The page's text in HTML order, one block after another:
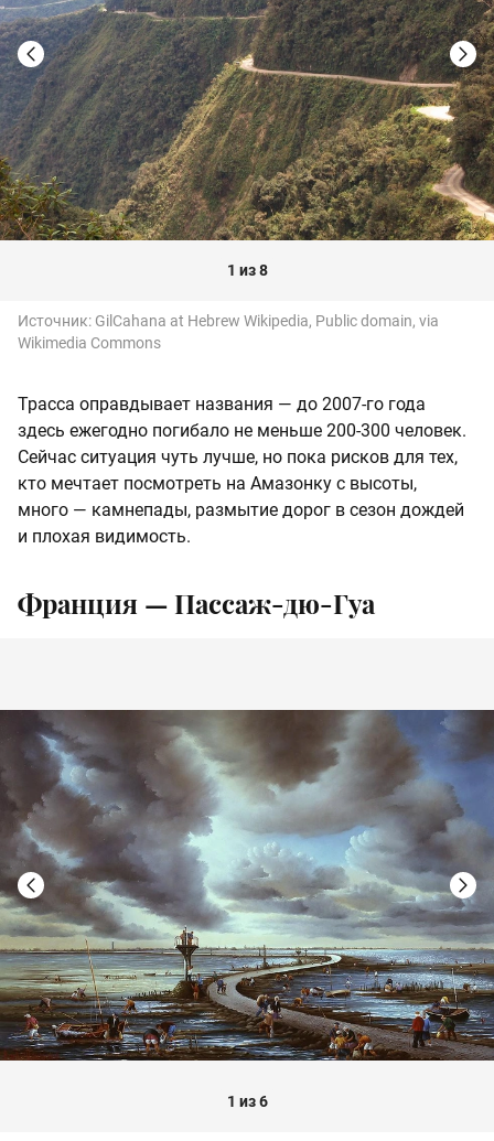
1 из 8
Источник: GilCahana at Hebrew Wikipedia, Public domain, via
Wikimedia Commons
Трасса оправдывает названия — до 2007-го года
здесь ежегодно погибало не меньше 200-300 человек.
Сейчас ситуация чуть лучше, но пока рисков для тех,
кто мечтает посмотреть на Амазонку с высоты,
много — камнепады, размытие дорог в сезон дождей
и плохая видимость.
Франция — Пассаж-дю-Гуа
1 из 6